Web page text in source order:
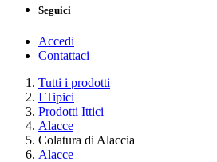
Seguici
Accedi
Contattaci
Tutti i prodotti
I Tipici
Prodotti Ittici
Alacce
Colatura di Alaccia
Alacce